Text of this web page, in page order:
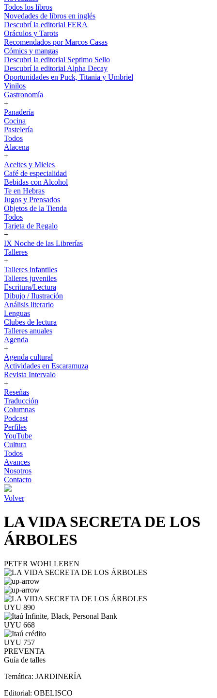
Todos los libros
Novedades de libros en inglés
Descubrí la editorial FERA
Oráculos y Tarots
Recomendados por Marcos Casas
Cómics y mangas
Descubri la editorial Septimo Sello
Descubrí la editorial Alpha Decay
Oportunidades en Puck, Titania y Umbriel
Vinilos
Gastronomía
+
Panadería
Cocina
Pastelería
Todos
Alacena
+
Aceites y Mieles
Café de especialidad
Bebidas con Alcohol
Te en Hebras
Jugos y Prensados
Objetos de la Tienda
Todos
Tarjeta de Regalo
+
IX Noche de las Librerías
Talleres
+
Talleres infantiles
Talleres juveniles
Escritura/Lectura
Dibujo / Ilustración
Análisis literario
Lenguas
Clubes de lectura
Talleres anuales
Agenda
+
Agenda cultural
Actividades en Escaramuza
Revista Intervalo
+
Reseñas
Traducción
Columnas
Podcast
Perfiles
YouTube
Cultura
Todos
Avances
Nosotros
Contacto
Volver
LA VIDA SECRETA DE LOS
ÁRBOLES
PETER WOHLLEBEN
UYU 890
UYU 668
UYU 757
PREVENTA
Guía de talles
Temática: JARDINERÍA
Editorial: OBELISCO